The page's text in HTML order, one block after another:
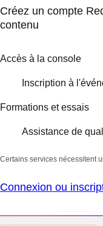
Créez un compte
contenu
Accès à la console
Inscription à
Formations et essais
Assistance de
Certains services nécessitent
Connexion ou